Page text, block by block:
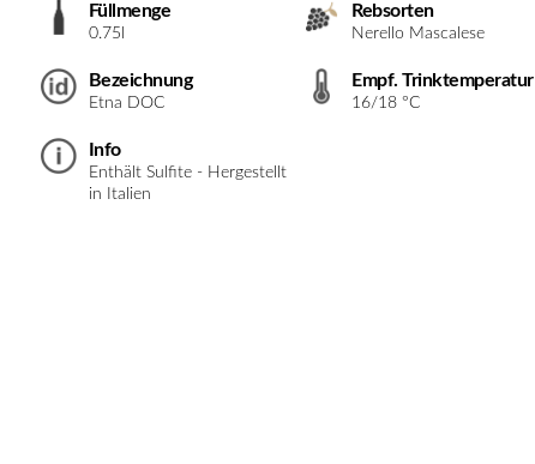
Füllmenge
0.75l
Rebsorten
Nerello Mascalese
Bezeichnung
Etna DOC
Empf. Trinktemperatur
16/18 °C
Info
Enthält Sulfite - Hergestellt
in Italien